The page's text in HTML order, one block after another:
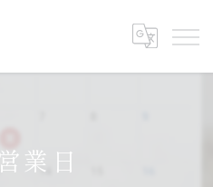
業日